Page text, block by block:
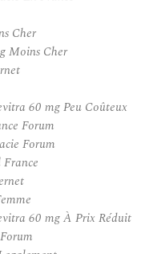
Cher
Moins Cher
60 mg Peu Coûteux
Forum
Forum
60 mg À Prix Réduit